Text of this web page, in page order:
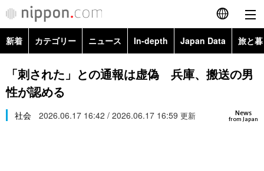
English
简体字
カテゴリー
新着 カテゴリー ニュース In-depth Japan Data 旅と
政治・外交
経済・ビジネス
Topics
「刺された」との通報は虚偽 兵庫、搬送の男
性が認める
News
from Japan
社会 2026.06.17 16:42 / 2026.06.17 16:59 更新